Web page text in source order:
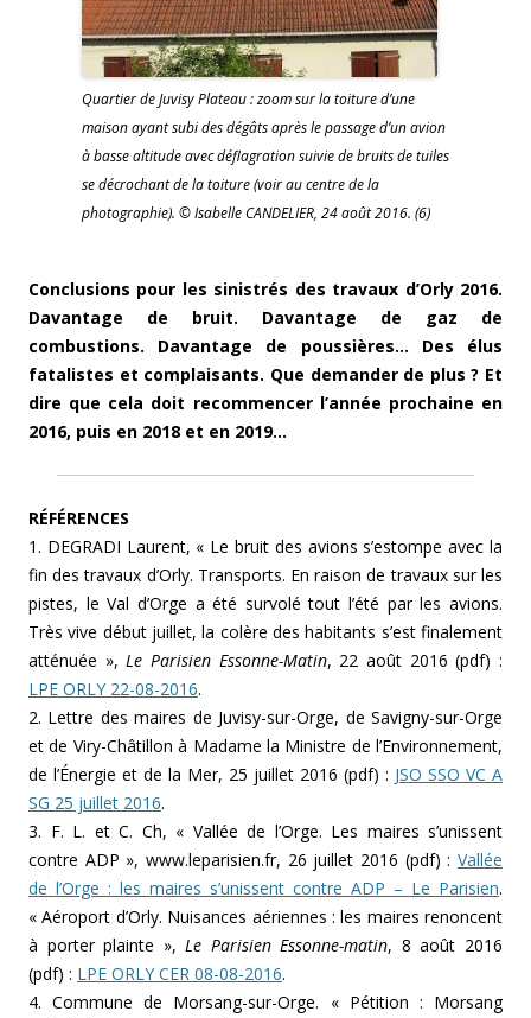
Quartier de Juvisy Plateau : zoom sur la toiture d’une
maison ayant subi des dégâts après le passage d’un avion
à basse altitude avec déflagration suivie de bruits de tuiles
se décrochant de la toiture (voir au centre de la
photographie). © Isabelle CANDELIER, 24 août 2016. (6)
Conclusions pour les sinistrés des travaux d’Orly 2016.
Davantage de bruit. Davantage de gaz de
combustions. Davantage de poussières… Des élus
fatalistes et complaisants. Que demander de plus ? Et
dire que cela doit recommencer l’année prochaine en
2016, puis en 2018 et en 2019…
RÉFÉRENCES
1. DEGRADI Laurent, « Le bruit des avions s’estompe avec la
fin des travaux d’Orly. Transports. En raison de travaux sur les
pistes, le Val d’Orge a été survolé tout l’été par les avions.
Très vive début juillet, la colère des habitants s’est finalement
atténuée »,Le Parisien Essonne-Matin, 22 août 2016 (pdf) :
LPE ORLY 22-08-2016.
2. Lettre des maires de Juvisy-sur-Orge, de Savigny-sur-Orge
et de Viry-Châtillon à Madame la Ministre de l’Environnement,
de l’Énergie et de la Mer, 25 juillet 2016 (pdf) : JSO SSO VC A
SG 25 juillet 2016.
3. F. L. et C. Ch, « Vallée de l’Orge. Les maires s’unissent
contre ADP », www.leparisien.fr, 26 juillet 2016 (pdf) : Vallée
de l’Orge : les maires s’unissent contre ADP – Le Parisien.
« Aéroport d’Orly. Nuisances aériennes : les maires renoncent
à porter plainte »,Le Parisien Essonne-matin, 8 août 2016
(pdf) : LPE ORLY CER 08-08-2016.
4. Commune de Morsang-sur-Orge. « Pétition : Morsang